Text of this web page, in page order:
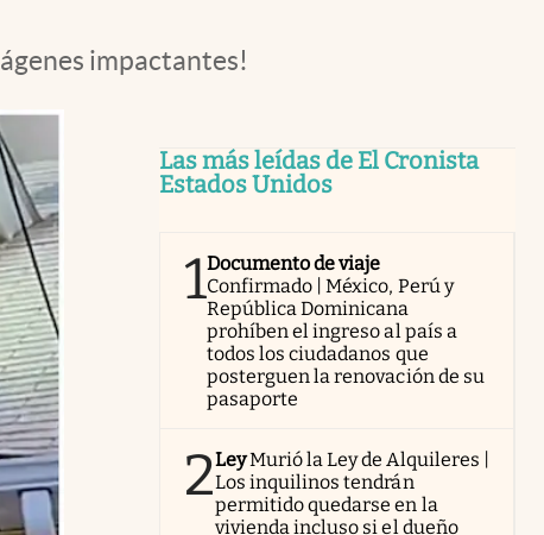
impactantes!
Las más leídas de El Cronista
Estados Unidos
1Documento de viaje
Confirmado | México, Perú y
República Dominicana
prohíben el ingreso al país a
todos los ciudadanos que
posterguen la renovación de su
pasaporte
2LeyMurió la Ley de Alquileres |
Los inquilinos tendrán
permitido quedarse en la
vivienda incluso si el dueño